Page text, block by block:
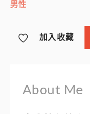
男性
加入收藏
About Me